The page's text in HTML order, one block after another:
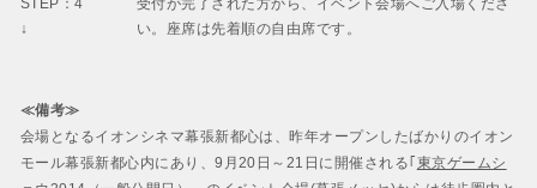
↓
い。座席は先着順の自由席です。
≪備考≫
会場となるイオンシネマ幕張新都心は、昨年オープンしたばかりのイオン
モール幕張新都心内にあり、9月20日～21日に開催される｢東京ゲームシ